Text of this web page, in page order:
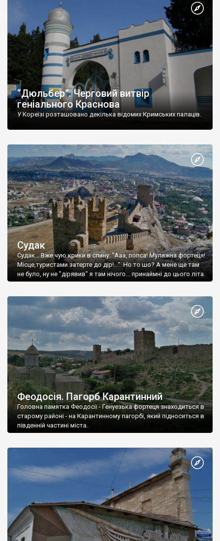
“Дюльбер”. Черговий витвір
геніального Краснова
У Кореїзі розташовано декілька відомих Кримських палаців.
Судак
Судак... Вже чую крики в спину: "Ааа, попса! Муляжна фортеця!
Місце,туристами затерте до дір!..." Но то шо? А мене ще там
не було, ну не "дірявив" я там нічого... принаймні до цього літа.
Феодосія. Пагорб Карантинний
Головна памятка Феодосії - Генуезька фортеця знаходиться в
старому районі - на Карантинному пагорбі, який підноситься в
південній частині міста.